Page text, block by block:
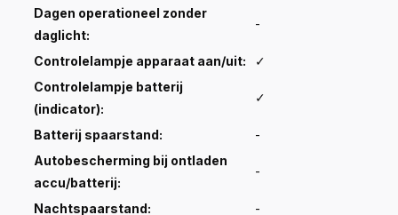
Dagen operationeel zonder
daglicht:
-
Controlelampje apparaat aan/uit:
✓
Controlelampje batterij
(indicator):
✓
Batterij spaarstand:
-
Autobescherming bij ontladen
accu/batterij:
-
Nachtspaarstand:
-